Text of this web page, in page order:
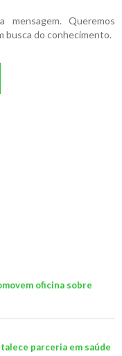
Queremos
busca do conhecimento.
oficina sobre
parceria em saúde